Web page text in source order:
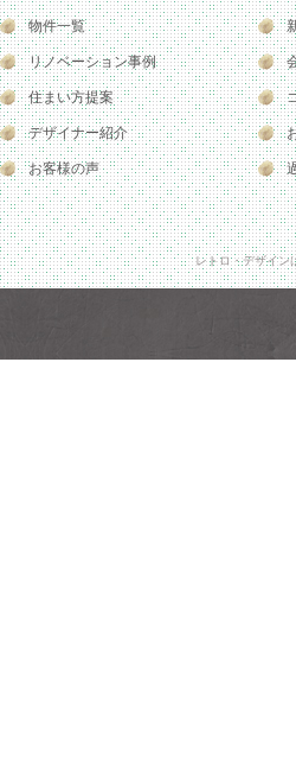
物件一覧
リノベーション事例
住まい方提案
デザイナー紹介
お客様の声
レトロ・デザイン